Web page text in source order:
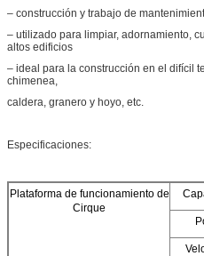
– construcción y trabajo de
– utilizado para limpiar, adornamiento,
altos edificios
– ideal para la construcción en el difícil
chimenea,
caldera, granero y hoyo, etc.
Especificaciones:
Plataforma de funcionamiento de
Cirque